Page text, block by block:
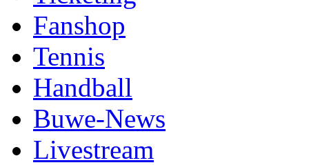
Fanshop
Tennis
Handball
Buwe-News
Livestream